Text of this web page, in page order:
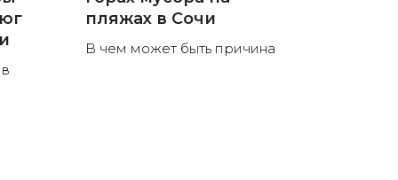
пляжах в Сочи
В чем может быть причина